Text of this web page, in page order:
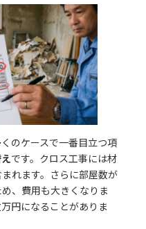
のケースで一番目立つ項
です。クロス工事には材
れます。さらに部屋数が
、費用も大きくなりま
円になることがありま